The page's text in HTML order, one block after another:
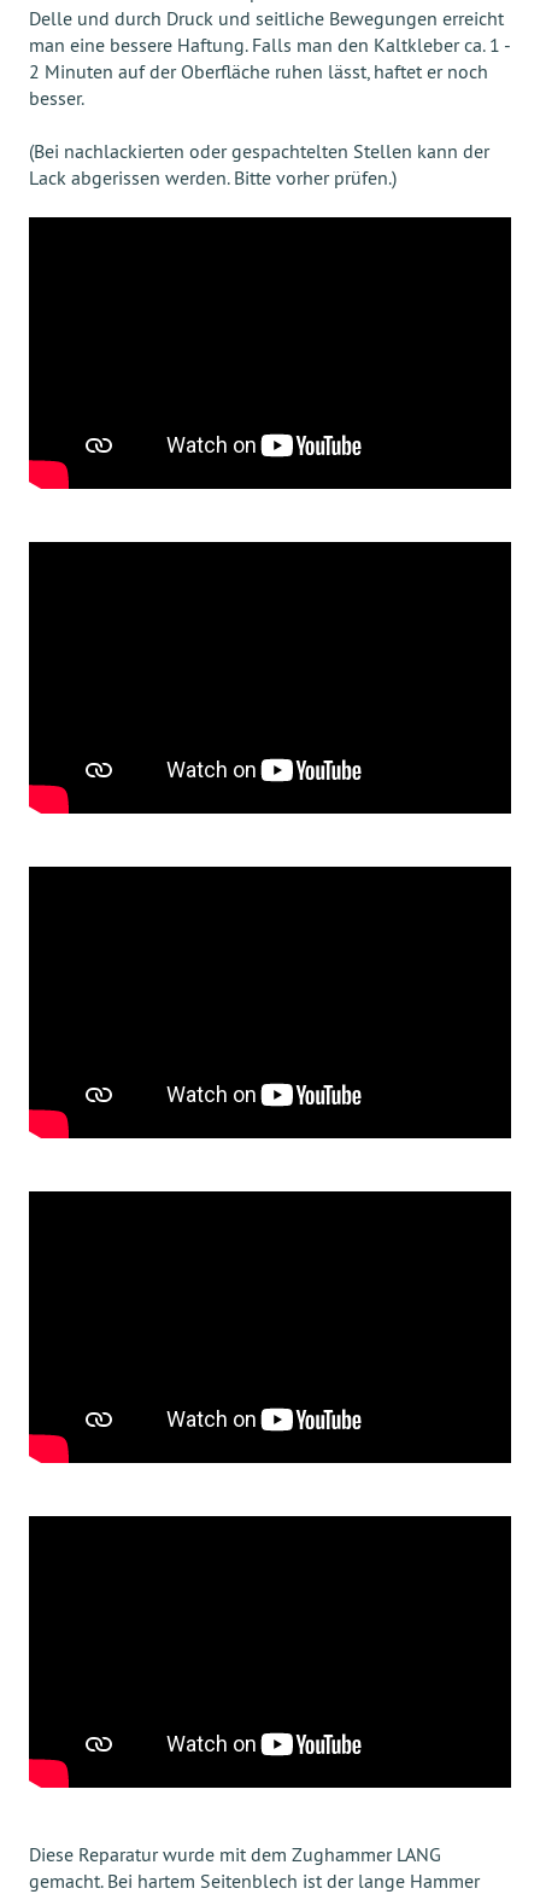
Delle und durch Druck und seitliche Bewegungen erreicht
man eine bessere Haftung. Falls man den Kaltkleber ca. 1 -
2 Minuten auf der Oberfläche ruhen lässt, haftet er noch
besser.
(Bei nachlackierten oder gespachtelten Stellen kann der
Lack abgerissen werden. Bitte vorher prüfen.)
Diese Reparatur wurde mit dem Zughammer LANG
gemacht. Bei hartem Seitenblech ist der lange Hammer